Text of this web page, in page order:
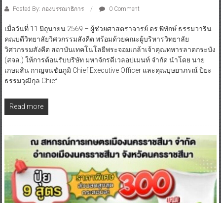
Posted By: กองบรรณาธิการ 0 Comment
เมื่อวันที่ 11 มิถุนายน 2569 – ผู้ช่วยศาสตราจารย์ ดร.พิทักษ์ ธรรมวาริน
คณบดีวิทยาลัยวิศวกรรมสังคีต พร้อมด้วยคณะผู้บริหารวิทยาลัย
วิศวกรรมสังคีต สถาบันเทคโนโลยีพระจอมเกล้าเจ้าคุณทหารลาดกระบัง
(สจล.) ให้การต้อนรับบริษัท มหาจักรดีเวลอปเมนท์ จำกัด นำโดย นาย
เกษมสิน กาญจนชัยภูมิ Chief Executive Officer และคุณบุษยาภรณ์ ปิยะ
ธรรมวุฒิกุล Chief
Read more